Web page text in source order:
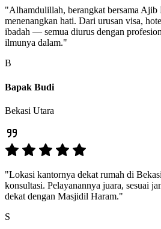
"Alhamdulillah, berangkat bersama Ajib
menenangkan hati. Dari urusan visa,
ibadah — semua diurus dengan
ilmunya dalam."
B
Bapak Budi
Bekasi Utara
"Lokasi kantornya dekat rumah di
konsultasi. Pelayanannya juara, sesuai
dekat dengan Masjidil Haram."
S